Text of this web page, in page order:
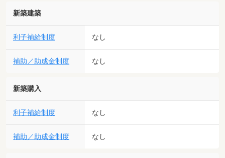
新築建築
利子補給制度 なし
補助／助成金制度 なし
新築購入
利子補給制度 なし
補助／助成金制度 なし